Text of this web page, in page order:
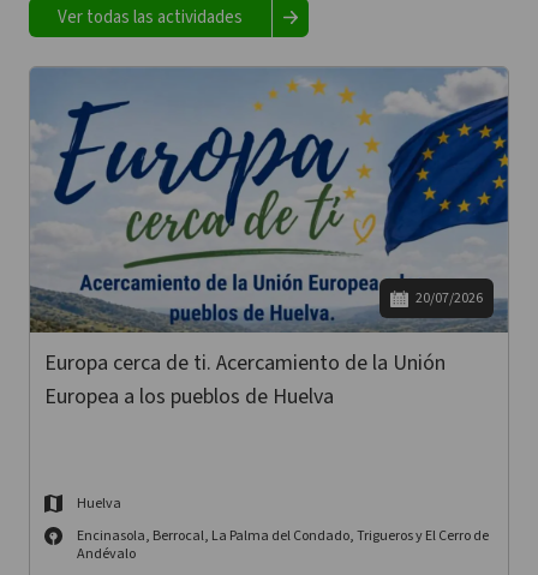
Ver todas las actividades
20/07/2026
Europa cerca de ti. Acercamiento de la Unión
Europea a los pueblos de Huelva
Huelva
Encinasola, Berrocal, La Palma del Condado, Trigueros y El Cerro de
Andévalo